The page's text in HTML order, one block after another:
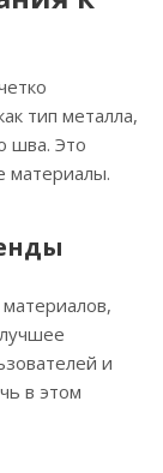
тип металла,
шва. Это
материалы.
и
в этом